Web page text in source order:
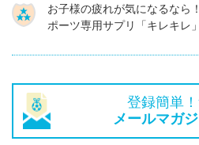
お子様の疲れが気になるなら
ポーツ専用サプリ「キレキレ」
登録簡単
メールマガ